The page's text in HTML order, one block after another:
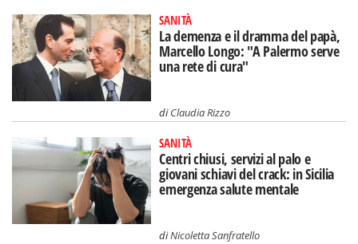
SANITÀ
La demenza e il dramma del papà,
Marcello Longo: "A Palermo serve
una rete di cura"
diClaudia Rizzo
SANITÀ
Centri chiusi, servizi al palo e
giovani schiavi del crack: in Sicilia
emergenza salute mentale
diNicoletta Sanfratello